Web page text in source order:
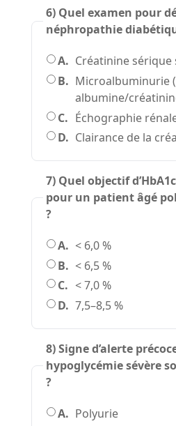
6) Quel examen pour
néphropathie
A. Créatinine sérique
B. Microalbuminurie
albumine/
C. Échographie
D. Clairance de la
7) Quel objectif
pour un patient âgé
?
A. < 6,0 %
B. < 6,5 %
C. < 7,0 %
D. 7,5–8,5 %
8) Signe d’alerte
hypoglycémie sévère
?
A. Polyurie